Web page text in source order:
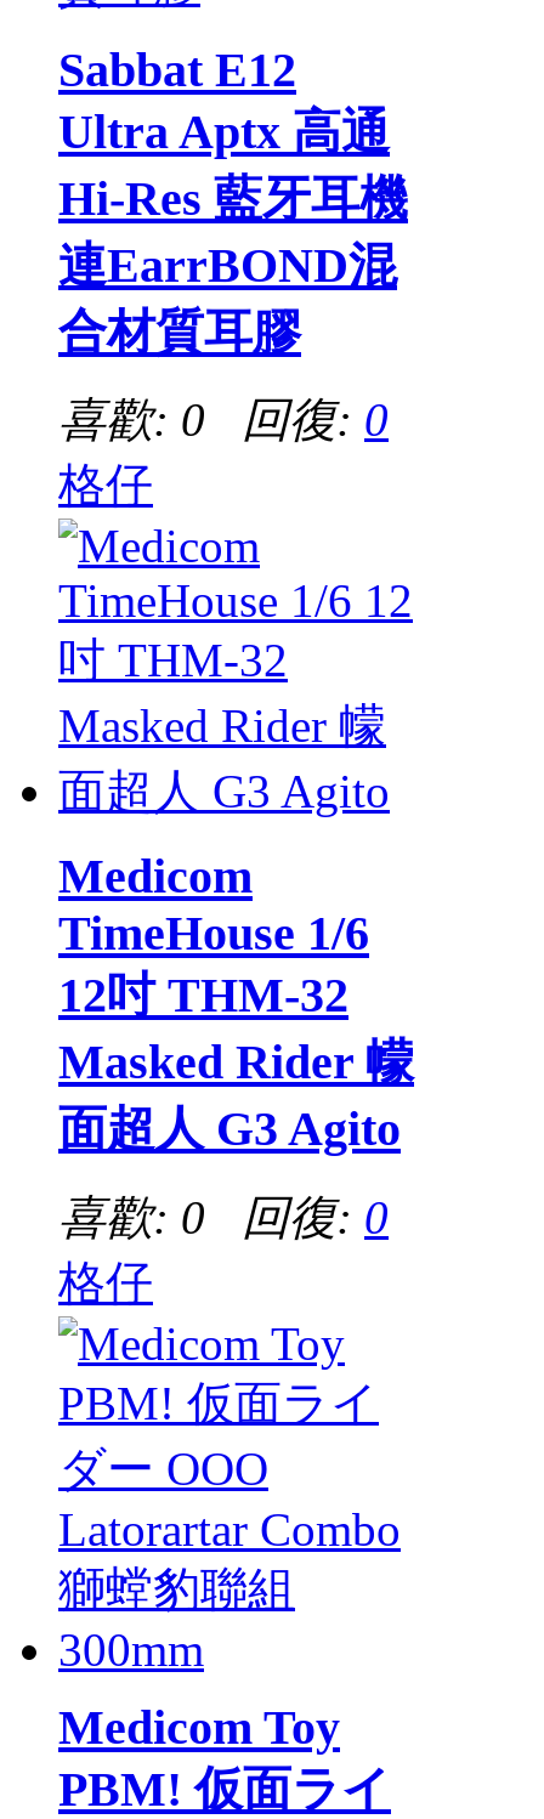
Sabbat E12
Ultra Aptx 高通
Hi-Res 藍牙耳機
連EarrBOND混
合材質耳膠
喜歡: 0 回復: 0
格仔
Medicom
TimeHouse 1/6
12吋 THM-32
Masked Rider 幪
面超人 G3 Agito
喜歡: 0 回復: 0
格仔
Medicom Toy
PBM! 仮面ライ